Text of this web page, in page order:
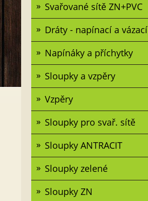
Svařované sítě ZN+PVC
Dráty - napínací a vázací
Napínáky a příchytky
Sloupky a vzpěry
Vzpěry
Sloupky pro svař. sítě
Sloupky ANTRACIT
Sloupky zelené
Sloupky ZN